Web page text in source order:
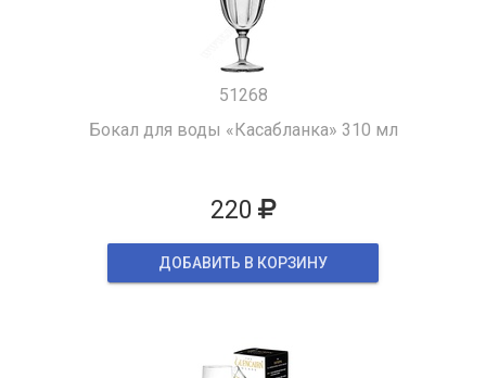
51268
Бокал для воды «Касабланка» 310 мл
220
ДОБАВИТЬ В КОРЗИНУ